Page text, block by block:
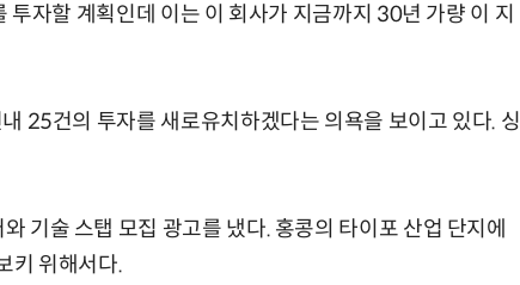
자할 계획인데 이는 이 회사가 지금까지 30년 가량 이 지
25건의 투자를 새로유치하겠다는 의욕을 보이고 있다. 싱
기술 스탭 모집 광고를 냈다. 홍콩의 타이포 산업 단지에
키 위해서다.